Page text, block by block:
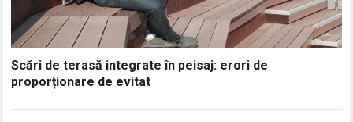
Scări de terasă integrate în peisaj: erori de
proporționare de evitat